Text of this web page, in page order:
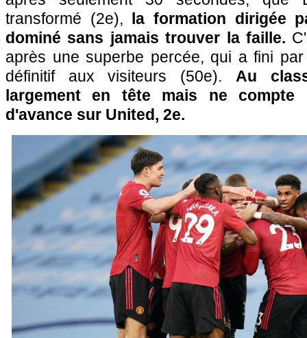
transformé (2e), la formation dirigée
dominé sans jamais trouver la faille.
après une superbe percée, qui a fini
définitif aux visiteurs (50e). Au
largement en tête mais ne
d'avance sur United, 2e.